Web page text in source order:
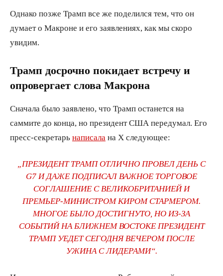
Однако позже Трамп все же поделился тем, что он
думает о Макроне и его заявлениях, как мы скоро
увидим.
Трамп досрочно покидает встречу и
опровергает слова Макрона
Cначала было заявлено, что Трамп останется на
саммите до конца, но президент США передумал. Его
пресс-секретарь написала на X следующее:
„ПРЕЗИДЕНТ ТРАМП ОТЛИЧНО ПРОВЕЛ ДЕНЬ С
G7 И ДАЖЕ ПОДПИСАЛ ВАЖНОЕ ТОРГОВОЕ
СОГЛАШЕНИЕ С ВЕЛИКОБРИТАНИЕЙ И
ПРЕМЬЕР-МИНИСТРОМ КИРОМ СТАРМЕРОМ.
МНОГОЕ БЫЛО ДОСТИГНУТО, НО ИЗ-ЗА
СОБЫТИЙ НА БЛИЖНЕМ ВОСТОКЕ ПРЕЗИДЕНТ
ТРАМП УЕДЕТ СЕГОДНЯ ВЕЧЕРОМ ПОСЛЕ
УЖИНА С ЛИДЕРАМИ“.